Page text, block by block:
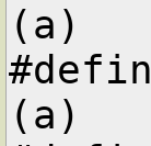
(a)
(a)